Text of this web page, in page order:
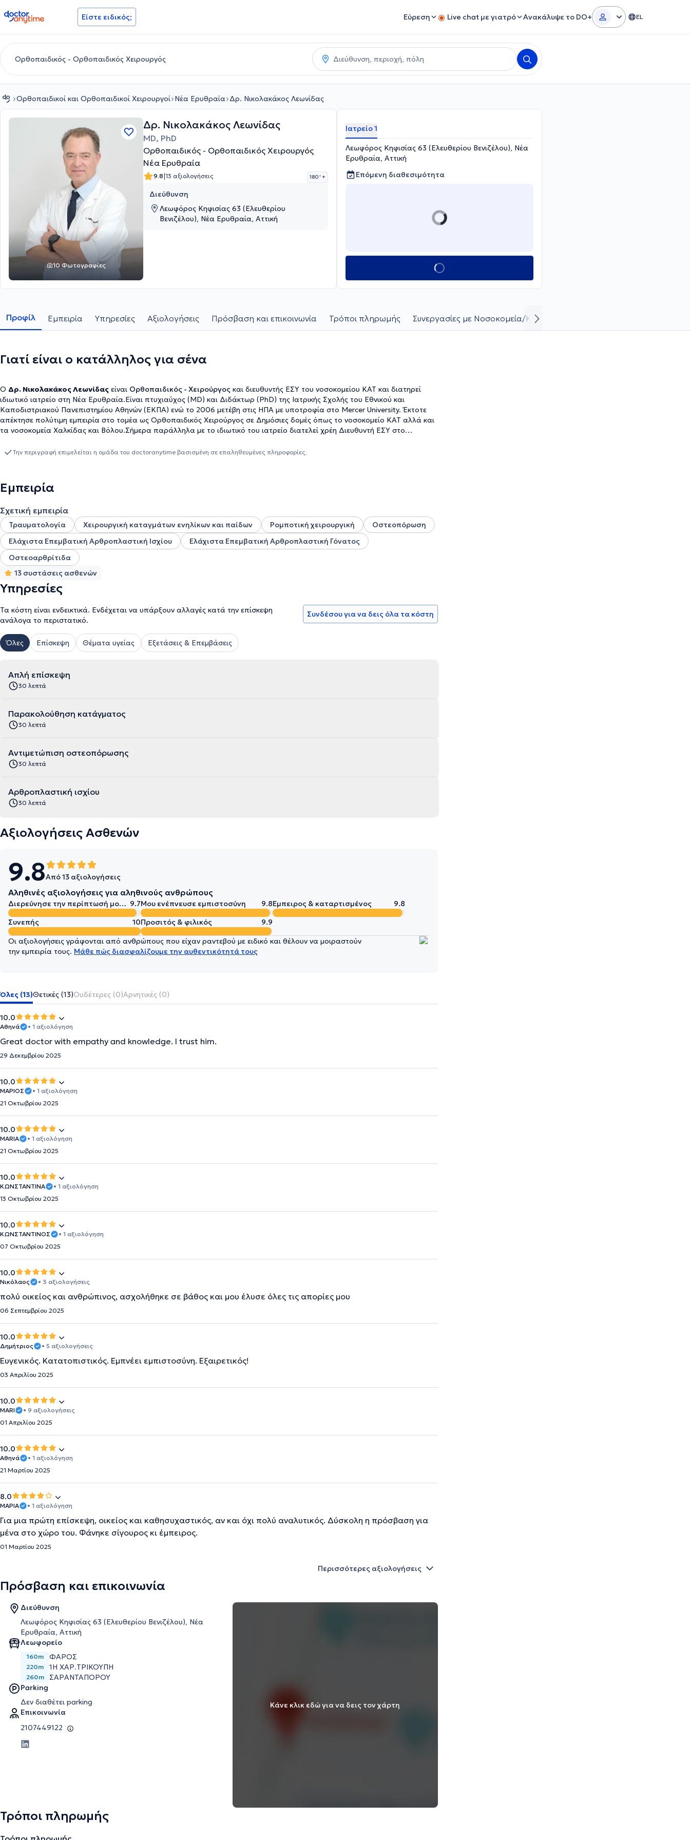
doctoranytime Είστε ειδικός; Εύρεση Live chat με γιατρό Ανακάλυψε το DO+ EL
Ορθοπαιδικοί και Ορθοπαιδικοί Χειρουργοί Νέα Ερυθραία Δρ. Νικολακάκος Λεωνίδας
10 Φωτογραφίες
Δρ. Νικολακάκος Λεωνίδας
MD, PhD
Ορθοπαιδικός - Ορθοπαιδικός Χειρουργός
Νέα Ερυθραία
9.8|13 αξιολογήσεις 180 ' +
Διεύθυνση
Λεωφόρος Κηφισίας 63 (Ελευθερίου
Βενιζέλου), Νέα Ερυθραία, Αττική
Ιατρείο 1
Λεωφόρος Κηφισίας 63 (Ελευθερίου Βενιζέλου), Νέα
Ερυθραία, Αττική
Επόμενη διαθεσιμότητα
Προφίλ Εμπειρία Υπηρεσίες Αξιολογήσεις Πρόσβαση και επικοινωνία Τρόποι πληρωμής Συνεργασίες με Νοσοκομεία/Κλινικές
Γιατί είναι ο κατάλληλος για σένα
Ο Δρ. Νικολακάκος Λεωνίδας είναι Ορθοπαιδικός - Χειρούργος και διευθυντής ΕΣΥ του νοσοκομείου ΚΑΤ και διατηρεί
ιδιωτικό ιατρείο στη Νέα Ερυθραία.Είναι πτυχιαύχος (MD) και Διδάκτωρ (PhD) της Ιατρικής Σχολής του Εθνικού και
Καποδιστριακού Πανεπιστημίου Αθηνών (ΕΚΠΑ) ενώ το 2006 μετέβη στις ΗΠΑ με υποτροφία στο Mercer University. Έκτοτε
απέκτησε πολύτιμη εμπειρία στο τομέα ως Ορθοπαιδικός Χειρούργος σε Δημόσιες δομές όπως το νοσοκομείο ΚΑΤ αλλά και
τα νοσοκομεία Χαλκίδας και Βόλου.Σήμερα παράλληλα με το ιδιωτικό του ιατρείο διατελεί χρέη Διευθυντή ΕΣΥ στο
Την περιγραφή επιμελείται η ομάδα του doctoranytime βασισμένη σε επαληθευμένες πληροφορίες.
Εμπειρία
Σχετική εμπειρία
Τραυματολογία Χειρουργική καταγμάτων ενηλίκων και παίδων Ρομποτική χειρουργική
Οστεοπόρωση
Ελάχιστα Επεμβατική Αρθροπλαστική Ισχίου
Ελάχιστα Επεμβατική Αρθροπλαστική Γόνατος
Οστεοαρθρίτιδα
13 συστάσεις ασθενών
Υπηρεσίες
Τα κόστη είναι ενδεικτικά. Ενδέχεται να υπάρξουν αλλαγές κατά την επίσκεψη
ανάλογα το περιστατικό.
Συνδέσου για να δεις όλα τα κόστη
Όλες Επίσκεψη Θέματα υγείας Εξετάσεις & Επεμβάσεις
Απλή επίσκεψη
30 λεπτά
Παρακολούθηση κατάγματος
30 λεπτά
Αντιμετώπιση οστεοπόρωσης
30 λεπτά
Αρθροπλαστική ισχίου
30 λεπτά
Αξιολογήσεις Ασθενών
9.8Από 13 αξιολογήσεις
Αληθινές αξιολογήσεις για αληθινούς ανθρώπους
Διερεύνησε την περίπτωσή μου σε βάθος 9.7Μου ενέπνευσε εμπιστοσύνη 9.8Έμπειρος & καταρτισμένος
9.8
Συνεπής
10Προσιτός & φιλικός 9.9
Οι αξιολογήσεις γράφονται από ανθρώπους που είχαν ραντεβού με ειδικό και θέλουν να μοιραστούν
την εμπειρία τους. Μάθε πώς διασφαλίζουμε την αυθεντικότητά τους
Όλες (13)Θετικές (13)Ουδέτερες (0)Αρνητικές (0)
10.0
Αθηνά • 1 αξιολόγηση
Great doctor with empathy and knowledge. I trust him.
29 Δεκεμβρίου 2025
10.0
ΜΑΡΙΟΣ
• 1 αξιολόγηση
21 Οκτωβρίου 2025
10.0
MARIA
• 1 αξιολόγηση
21 Οκτωβρίου 2025
10.0
ΚΩΝΣΤΑΝΤΙΝΑ
• 1 αξιολόγηση
13 Οκτωβρίου 2025
10.0
ΚΩΝΣΤΑΝΤΙΝΟΣ
• 1 αξιολόγηση
07 Οκτωβρίου 2025
10.0
Νικόλαος • 3 αξιολογήσεις
πολύ οικείος και ανθρώπινος, ασχολήθηκε σε βάθος και μου έλυσε όλες τις απορίες μου
06 Σεπτεμβρίου 2025
10.0
Δημήτριος • 5 αξιολογήσεις
Ευγενικός. Κατατοπιστικός. Εμπνέει εμπιστοσύνη. Εξαιρετικός!
03 Απριλίου 2025
10.0
MARI
• 9 αξιολογήσεις
01 Απριλίου 2025
10.0
Αθηνά
• 1 αξιολόγηση
21 Μαρτίου 2025
8.0
ΜΑΡΙΑ • 1 αξιολόγηση
Για μια πρώτη επίσκεψη, οικείος και καθησυχαστικός, αν και όχι πολύ αναλυτικός. Δύσκολη η πρόσβαση για
μένα στο χώρο του. Φάνηκε σίγουρος κι έμπειρος.
01 Μαρτίου 2025
Περισσότερες αξιολογήσεις
Πρόσβαση και επικοινωνία
Διεύθυνση
Λεωφόρος Κηφισίας 63 (Ελευθερίου Βενιζέλου), Νέα
Ερυθραία, Αττική
Λεωφορείο
160m ΦΑΡΟΣ
220m 1Η ΧΑΡ.ΤΡΙΚΟΥΠΗ
260m
ΣΑΡΑΝΤΑΠΟΡΟΥ
Parking
Δεν διαθέτει parking
Επικοινωνία
2107449122
Κάνε κλικ εδώ για να δεις τον χάρτη
Τρόποι πληρωμής